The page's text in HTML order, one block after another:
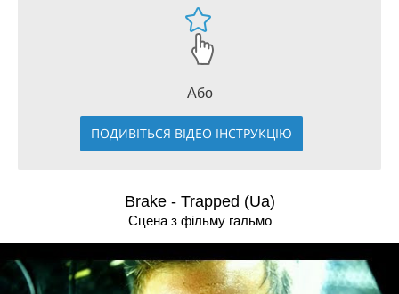
Або
ПОДИВІТЬСЯ ВІДЕО ІНСТРУКЦІЮ
Brake - Trapped (Ua)
Сцена з фільму гальмо